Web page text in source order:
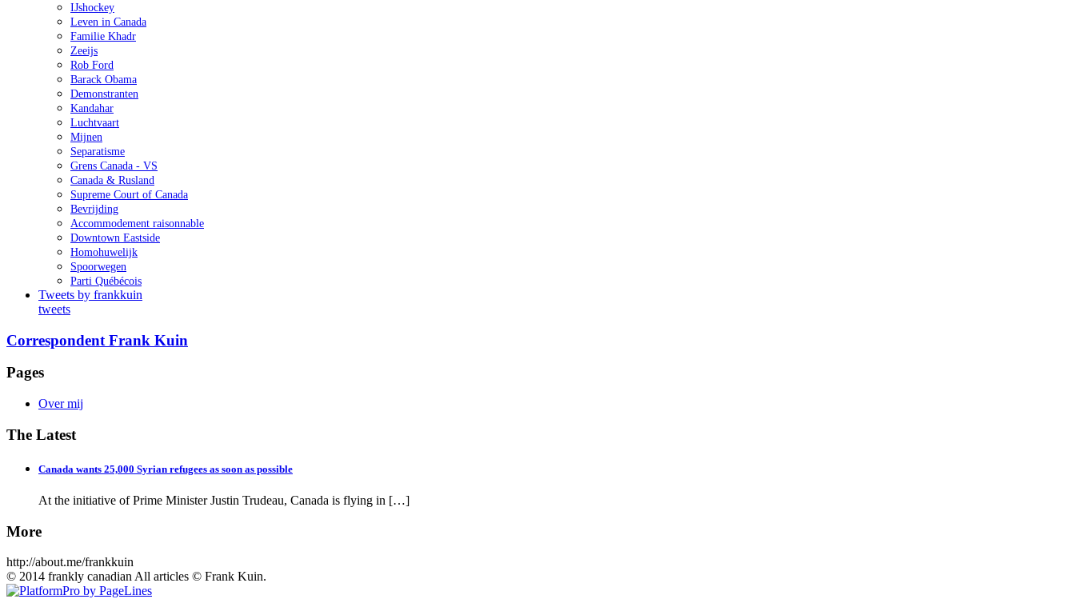
IJshockey
Leven in Canada
Familie Khadr
Zeeijs
Rob Ford
Barack Obama
Demonstranten
Kandahar
Luchtvaart
Mijnen
Separatisme
Grens Canada - VS
Canada & Rusland
Supreme Court of Canada
Bevrijding
Accommodement raisonnable
Downtown Eastside
Homohuwelijk
Spoorwegen
Parti Québécois
Tweets by frankkuin
tweets
Correspondent Frank Kuin
Pages
Over mij
The Latest
Canada wants 25,000 Syrian refugees as soon as possible
At the initiative of Prime Minister Justin Trudeau, Canada is flying in […]
More
http://about.me/frankkuin
© 2014 frankly canadian All articles © Frank Kuin.